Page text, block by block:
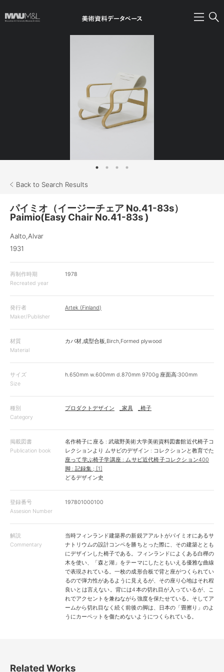
Back to Search Results
パイミオ（イージーチェア No.41-83s）
Paimio(Easy Chair No.41-83s )
Aalto,Alvar
1931
再制作時期
Recreated year
1978
発行者
Maker/Publisher
Artek (Finland)
材質
Material
カバ材,成型合板,Birch,Formed plywood
サイズ
Size
h.650mm w.600mm d.870mm 9700g 座面高:300mm
種別
Category
プロダクトデザイン _家具 _椅子
掲載図書
Publication book
名作椅子に座る : 武蔵野美術大学美術資料図書館近代椅子コ
レクションより
座って学ぶ椅子学講座 : ムサビ近代椅子コレクション400
脚 : 記録集 ; [1]
ムサビのデザイン : コレクションと教育でた
どるデザイン史
登録番号
Assesion Number
197801000100
解説
Commentary
当時フィンランド建築界の新鋭アアルトがパイミオにあるサ
ナトリウムの設計コンペを勝ちとった際に、その建築ととも
にデザインした椅子である。フィンランドによくある白樺の
木を使い、「森と湖」をテーマにしたともいえる優雅な曲線
で表現されている。一枚の成形合板で背と座がつくられてい
るので弾力性があるように見えるが、その座り心地はそれ程
良いとは言えない。背には4本の切れ目が入っているが、こ
れでアクセントを兼ねながら強度を保たせている。そしてア
ームから切れ目なく続く前後の脚は、日本の「畳擦り」のよ
うにカーペットを傷ためないようにつくられている。
Related Works